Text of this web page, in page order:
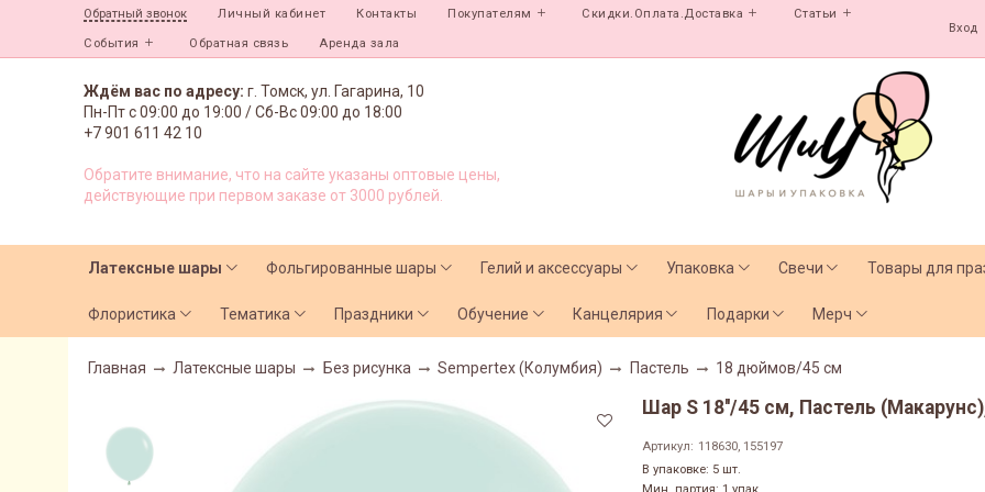
Обратный звонок Личный кабинет Контакты Покупателям Скидки.Оплата.Доставка Статьи
События Обратная связь Аренда зала
Вход
Ждём вас по адресу: г. Томск, ул. Гагарина, 10
Пн-Пт с09:00 до 19:00 /Сб-Вс 09:00 до 18:00
+7 901 611 42 10
Обратите внимание, что на сайте указаны оптовые цены,
действующие при первом заказе от 3000 рублей.
Латексные шары Фольгированные шары Гелий и аксессуары Упаковка Свечи Товары для
Флористика Тематика Праздники Обучение Канцелярия Подарки Мерч
Главная Латексные шары Без рисунка Sempertex (Колумбия) Пастель 18 дюймов/45 см
Шар S 18''/45 см, Пастель
Артикул: 118630, 155197
В упаковке: 5 шт.